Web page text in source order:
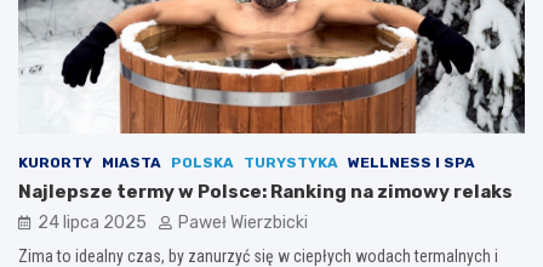
KURORTY MIASTA POLSKA TURYSTYKA WELLNESS I SPA
Najlepsze termy w Polsce: Ranking na zimowy relaks
24 lipca 2025 Paweł Wierzbicki
Zima to idealny czas, by zanurzyć się w ciepłych wodach termalnych i